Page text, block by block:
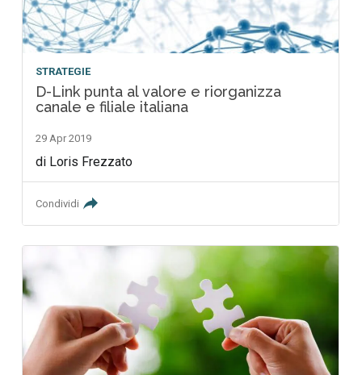
STRATEGIE
D-Link punta al valore e riorganizza
canale e filiale italiana
29 Apr 2019
di Loris Frezzato
Condividi